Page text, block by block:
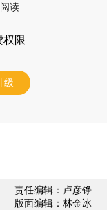
读
权限
级
责任编辑：卢彦铮
版面编辑：林金冰